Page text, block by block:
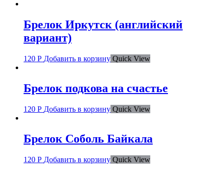
Брелок Иркутск (английский
вариант)
120 Р Добавить в корзину Quick View
Брелок подкова на счастье
120 Р Добавить в корзину Quick View
Брелок Соболь Байкала
120 Р Добавить в корзину Quick View